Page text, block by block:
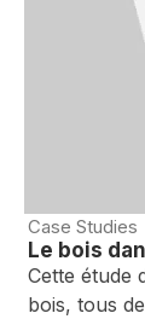
Case Studies
Le bois
Cette étude
bois, tous